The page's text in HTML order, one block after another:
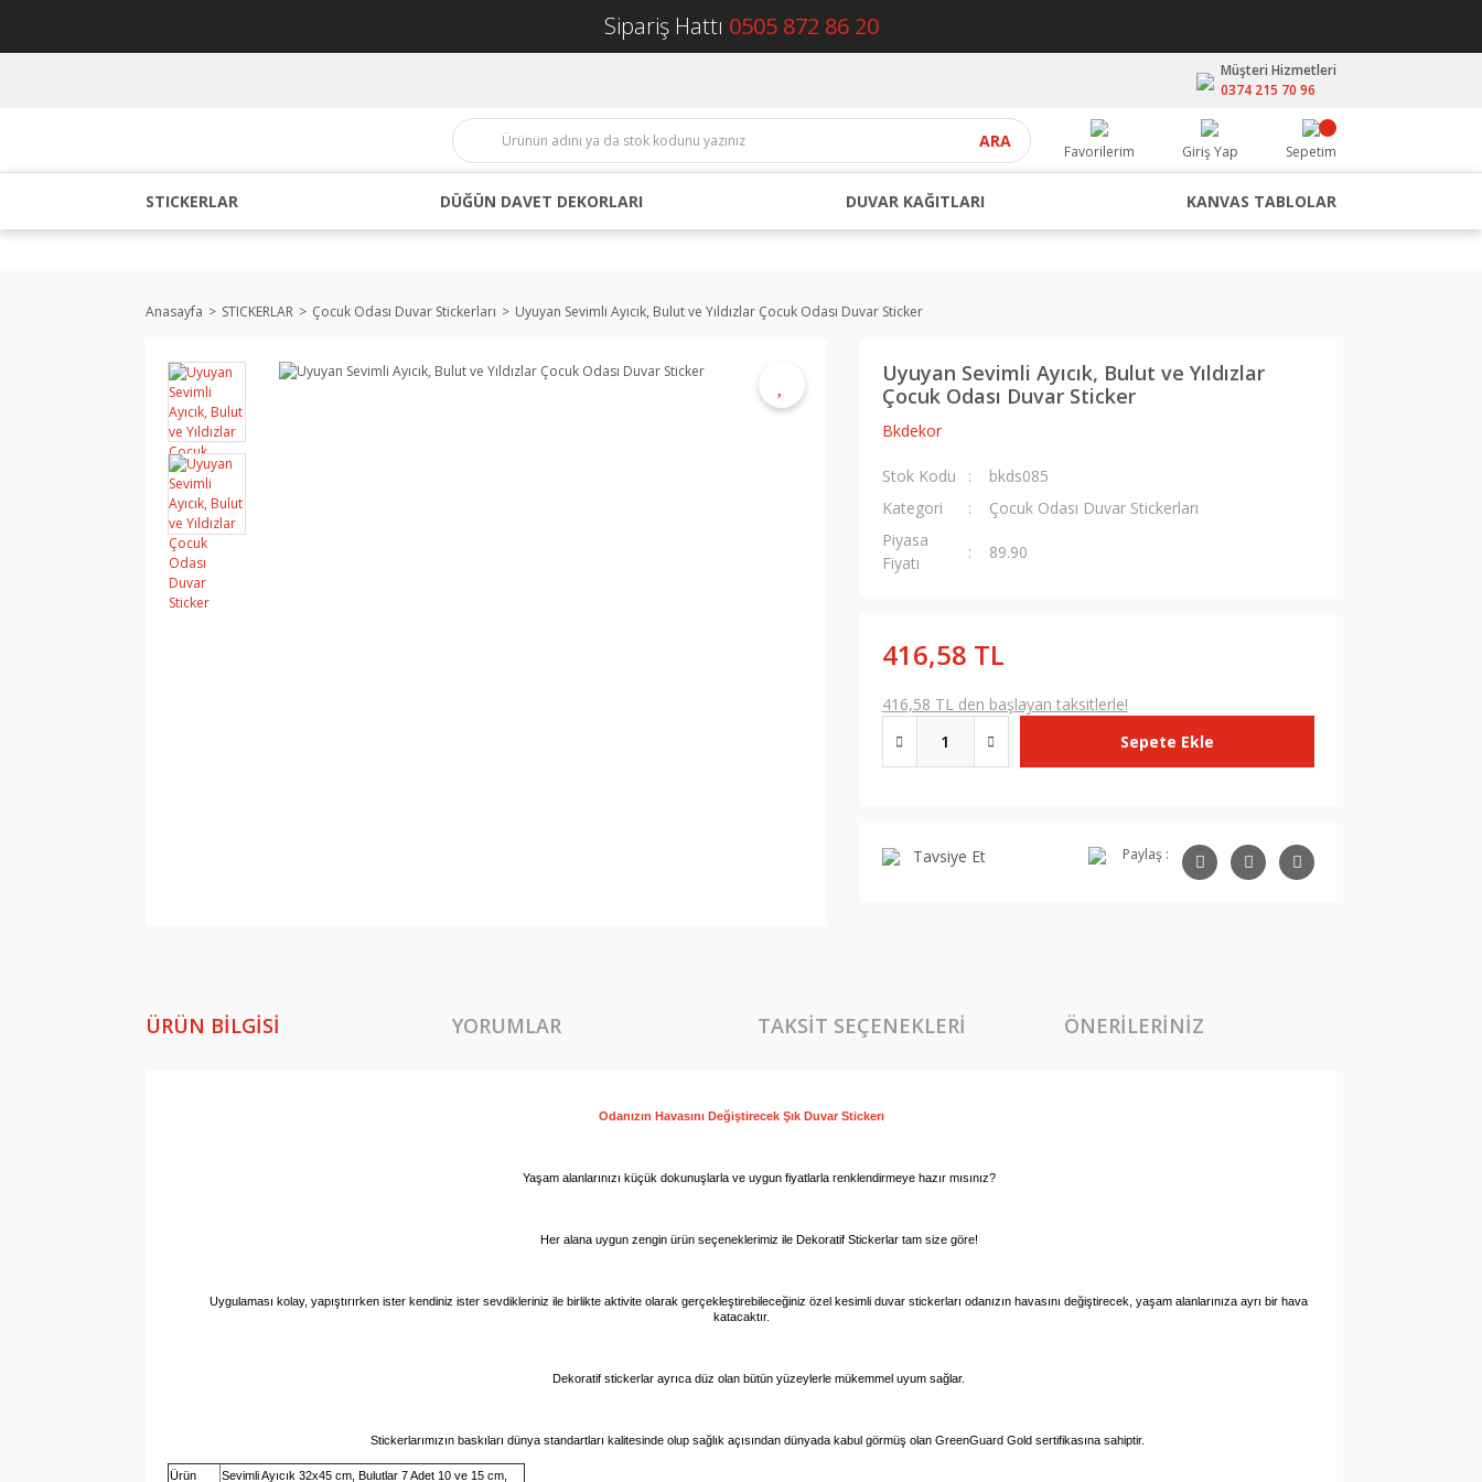
Sipariş Hattı 0505 872 86 20
Müşteri Hizmetleri
0374 215 70 96
ARA
Favorilerim Giriş Yap Sepetim
STICKERLAR DÜĞÜN DAVET DEKORLARI DUVAR KAĞITLARI KANVAS TABLOLAR
Anasayfa STICKERLAR Çocuk Odası Duvar Stickerları Uyuyan Sevimli Ayıcık, Bulut ve Yıldızlar Çocuk Odası Duvar Sticker
Uyuyan Sevimli Ayıcık, Bulut ve Yıldızlar
Çocuk Odası Duvar Sticker
Bkdekor
Stok Kodu
bkds085
Kategori
Çocuk Odası Duvar Stickerları
Piyasa
Fiyatı
89.90
416,58 TL
416,58 TL den başlayan taksitlerle!
Sepete Ekle
Tavsiye Et Paylaş :
ÜRÜN BILGISI YORUMLAR TAKSIT SEÇENEKLERI ÖNERILERINIZ
Odanızın Havasını Değiştirecek Şık Duvar Stickerı
Yaşam alanlarınızı küçük dokunuşlarla ve uygun fiyatlarla renklendirmeye hazır mısınız?
Her alana uygun zengin ürün seçeneklerimiz ile Dekoratif Stickerlar tam size göre!
Uygulaması kolay, yapıştırırken ister kendiniz ister sevdikleriniz ile birlikte aktivite olarak gerçekleştirebileceğiniz özel kesimli duvar stickerları odanızın havasını değiştirecek, yaşam alanlarınıza ayrı bir hava
katacaktır.
Dekoratif stickerlar ayrıca düz olan bütün yüzeylerle mükemmel uyum sağlar.
Stickerlarımızın baskıları dünya standartları kalitesinde olup sağlık açısından dünyada kabul görmüş olan GreenGuard Gold sertifikasına sahiptir.
Ürün
Sevimli Ayıcık 32x45 cm, Bulutlar 7 Adet 10 ve 15 cm,